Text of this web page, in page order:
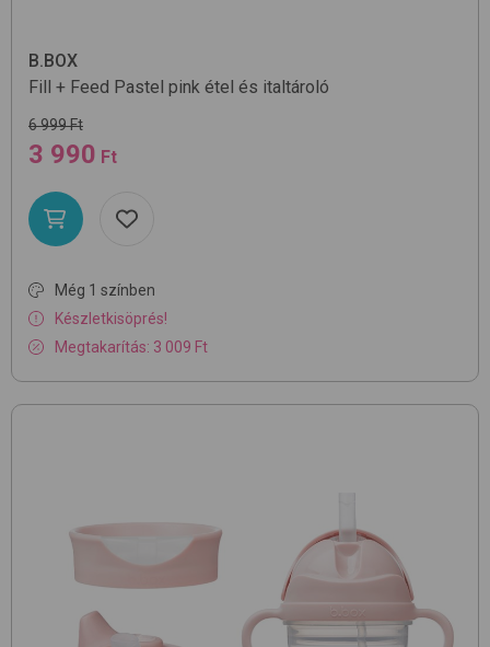
B.BOX
Fill + Feed Pastel pink étel és italtároló
6 999 Ft
3 990 Ft
Még 1 színben
Készletkisöprés!
Megtakarítás: 3 009 Ft